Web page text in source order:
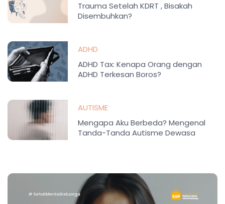
Trauma Setelah KDRT , Bisakah
Disembuhkan?
ADHD
ADHD Tax: Kenapa Orang dengan
ADHD Terkesan Boros?
AUTISME
Mengapa Aku Berbeda? Mengenal
Tanda-Tanda Autisme Dewasa